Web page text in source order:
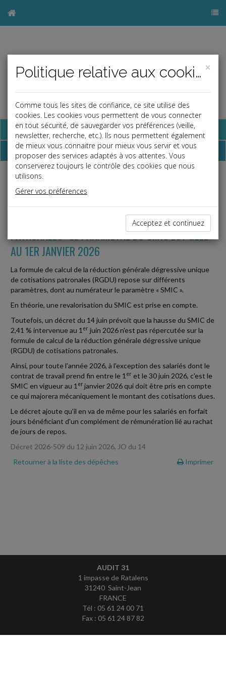
Base documentaire
Dépêches
Social
RÉDUCTION GÉNÉRALE DE COTISATIONS
PATRONALES : LE PARAMÈTRE DU SMIC EST GELÉ
AU 1ER JANVIER 2026
La formule de calcul de la réduction générale dégressive unique
de cotisations patronales (RGDU) repose sur différents
paramètres, dont au numérateur le paramètre « SMIC ».
En théorie, une revalorisation du SMIC est prise en compte.
Toutefois, un décret du 14 juin prévoit que la hausse du SMIC de
2,41 % intervenue au 1 er juin 2026 n'est pas répercutée sur la
formule de calcul de la réduction générale dégressive unique
(RGDU) de cotisations patronales.
Ainsi, pour toute l'année 2026, à l'exception des salariés dont le
contrat de travail prend fin entre le 1 er et le 30 juin 2026, c'est le
SMIC en vigueur au 1 er janvier 2026 qui doit être pris en compte
ce qui majorera mécaniquement le montant des cotisations dues.
Le décret ajoute qu'il en va de même pour les salariés en forfait
jours bénéficiant d'un complément de rémunération lié au rachat
de jours de repos.
Décret 2026-509 du 12 juin 2026, JO du 14
Retourner à la liste des dépêches
Imprimer
AUDIT 31
1 impasse de Ratalens
31240 Saint-Jean
FRANCE
Tél : 05 61 24 00 71
Fax : 05 61 24 87 82
×
Politique relative aux cookies
Comme tous les sites de confiance, ce site utilise des
cookies. Les cookies vous permettent de vous connecter
en tout sécurité, de sauvegarder vos préférences (veille,
newsletter, recherche, etc.). Ils nous permettent également
de mieux vous connaitre pour mieux vous servir et vous
proposer des services adaptés à vos attentes. Vous
conserverez toujours le contrôle des cookies que nous
utilisons.
Gérer vos préférences
Acceptez et continuez